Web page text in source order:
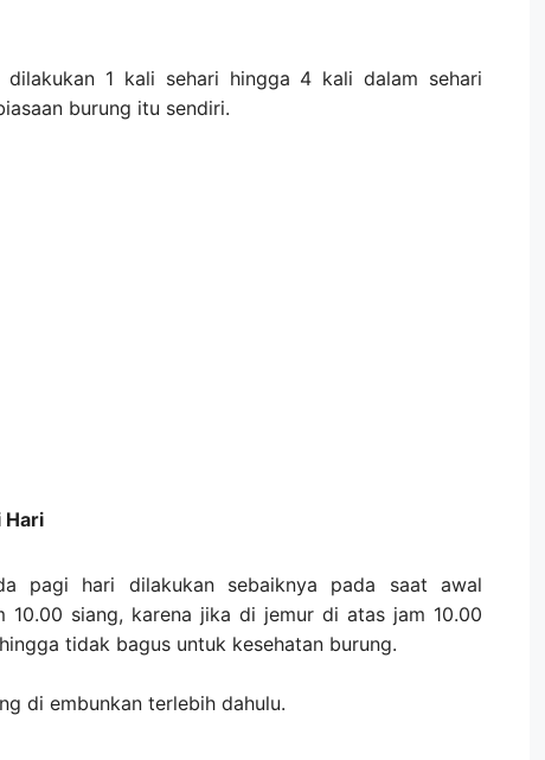
1 kali sehari hingga 4 kali dalam sehari
burung itu sendiri.
Hari
pagi hari dilakukan sebaiknya pada saat awal
10.00 siang, karena jika di jemur di atas jam 10.00
tidak bagus untuk kesehatan burung.
di embunkan terlebih dahulu.